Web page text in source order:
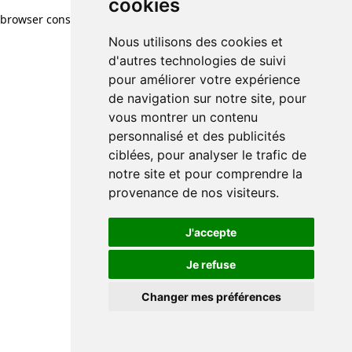
cookies
Nous utilisons des cookies et
d'autres technologies de suivi
pour améliorer votre expérience
de navigation sur notre site, pour
vous montrer un contenu
personnalisé et des publicités
ciblées, pour analyser le trafic de
notre site et pour comprendre la
provenance de nos visiteurs.
J'accepte
Je refuse
Changer mes préférences
browser console for more information)